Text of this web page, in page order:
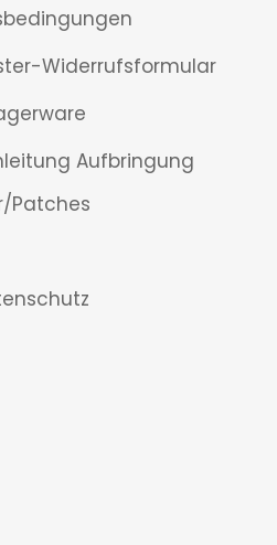
Widerrufsformular
Aufbringung
Patches